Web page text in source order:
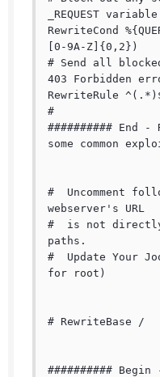
_REQUEST
RewriteCond
[0-9A-Z]{0,2})
# Send all
403 Forbidden
RewriteRule
#
########## End
some common
#  Uncomment
webserver's URL
#  is not
paths.
#  Update Your
for root)
# RewriteBase /
##########